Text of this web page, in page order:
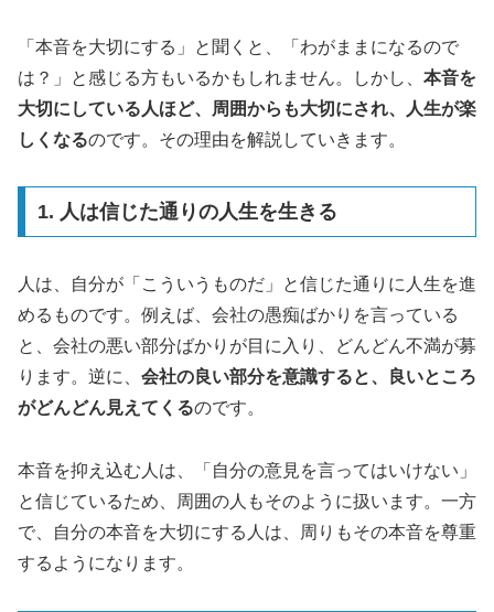
「本音を大切にする」と聞くと、「わがままになるので
は？」と感じる方もいるかもしれません。しかし、 本音を
大切にしている人ほど、周囲からも大切にされ、人生が楽
しくなるのです。その理由を解説していきます。
1. 人は信じた通りの人生を生きる
人は、自分が「こういうものだ」と信じた通りに人生を進
めるものです。例えば、会社の愚痴ばかりを言っている
と、会社の悪い部分ばかりが目に入り、どんどん不満が募
ります。逆に、 会社の良い部分を意識すると、良いところ
がどんどん見えてくるのです。
本音を抑え込む人は、「自分の意見を言ってはいけない」
と信じているため、周囲の人もそのように扱います。一方
で、自分の本音を大切にする人は、周りもその本音を尊重
するようになります。